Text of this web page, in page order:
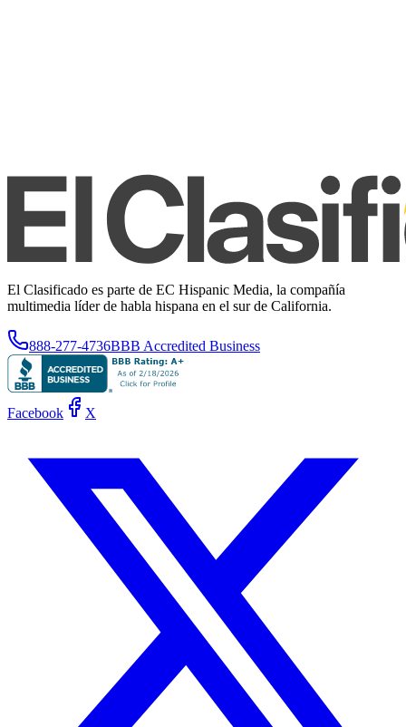
El Clasificado es parte de EC Hispanic Media, la compañía
multimedia líder de habla hispana en el sur de California.
888-277-4736BBB Accredited Business
Facebook X